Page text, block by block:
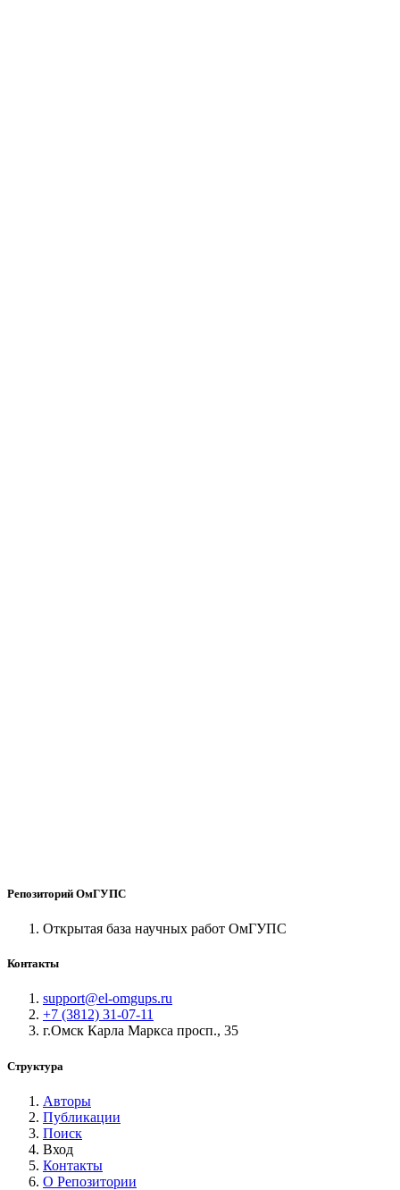
Репозиторий ОмГУПС
Открытая база научных работ ОмГУПС
Контакты
support@el-omgups.ru
+7 (3812) 31-07-11
г.Омск Карла Маркса просп., 35
Структура
Авторы
Публикации
Поиск
Вход
Контакты
О Репозитории